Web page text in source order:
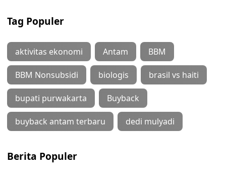
Tag Populer
aktivitas ekonomi Antam BBM
BBM Nonsubsidi biologis brasil vs haiti
bupati purwakarta Buyback
buyback antam terbaru dedi mulyadi
Berita Populer